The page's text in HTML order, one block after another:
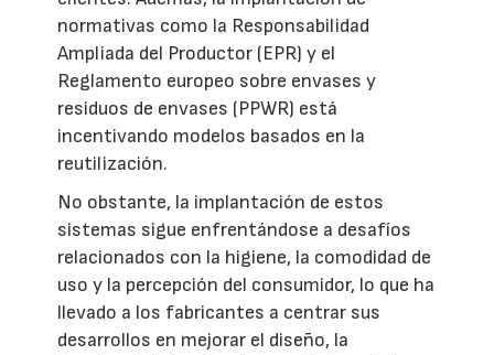
normativas como la Responsabilidad
Ampliada del Productor (EPR) y el
Reglamento europeo sobre envases y
residuos de envases (PPWR) está
incentivando modelos basados en la
reutilización.
No obstante, la implantación de estos
sistemas sigue enfrentándose a desafíos
relacionados con la higiene, la comodidad de
uso y la percepción del consumidor, lo que ha
llevado a los fabricantes a centrar sus
desarrollos en mejorar el diseño, la